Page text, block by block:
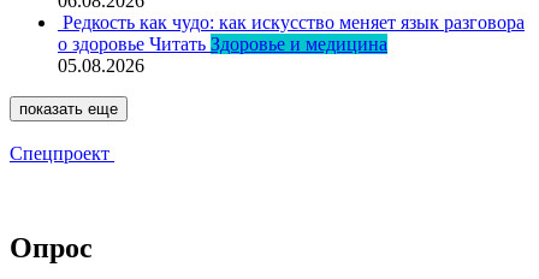
Редкость как чудо: как искусство меняет язык разговора
о здоровье Читать Здоровье и медицина
05.08.2026
показать еще
Спецпроект
Опрос